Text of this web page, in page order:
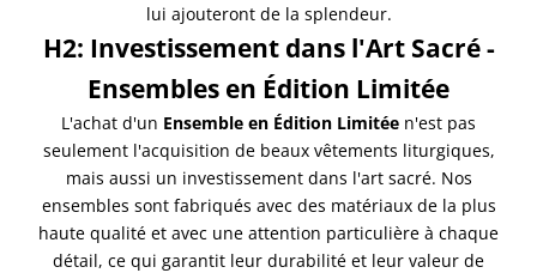
lui ajouteront de la splendeur.
H2: Investissement dans l'Art Sacré -
Ensembles en Édition Limitée
L'achat d'un Ensemble en Édition Limitée n'est pas
seulement l'acquisition de beaux vêtements liturgiques,
mais aussi un investissement dans l'art sacré. Nos
ensembles sont fabriqués avec des matériaux de la plus
haute qualité et avec une attention particulière à chaque
détail, ce qui garantit leur durabilité et leur valeur de